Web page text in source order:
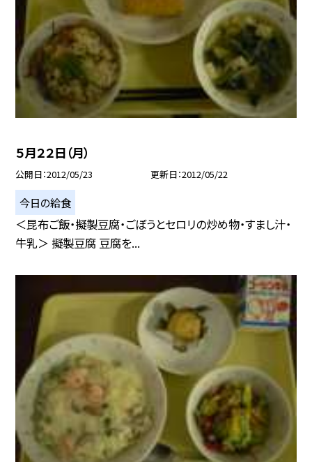
５月２２日（月）
公開日 2012/05/23 更新日 2012/05/22
今日の給食
＜昆布ご飯・擬製豆腐・ごぼうとセロリの炒め物・すまし汁・
牛乳＞ 擬製豆腐 豆腐を...